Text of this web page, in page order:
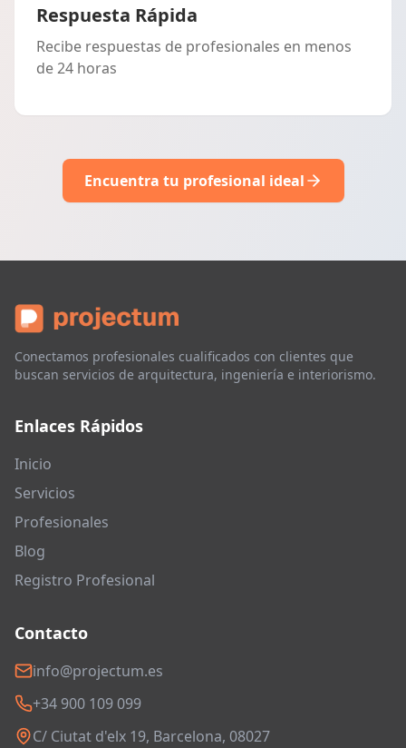
Respuesta Rápida
Recibe respuestas de profesionales en menos
de 24 horas
Encuentra tu profesional ideal
Conectamos profesionales cualificados con clientes que
buscan servicios de arquitectura, ingeniería e interiorismo.
Enlaces Rápidos
Inicio
Servicios
Profesionales
Blog
Registro Profesional
Contacto
info@projectum.es
+34 900 109 099
C/ Ciutat d'elx 19, Barcelona, 08027